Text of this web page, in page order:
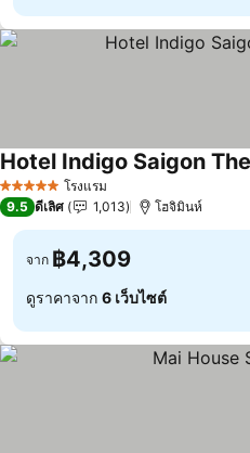
5 ดาว โรงแรม
Hotel Indigo Saigon
9.5 ดีเลิศ 1,013 โฮจิมินห์
จาก ฿4,309
ดูราคาจาก 6 เว็บไซต์